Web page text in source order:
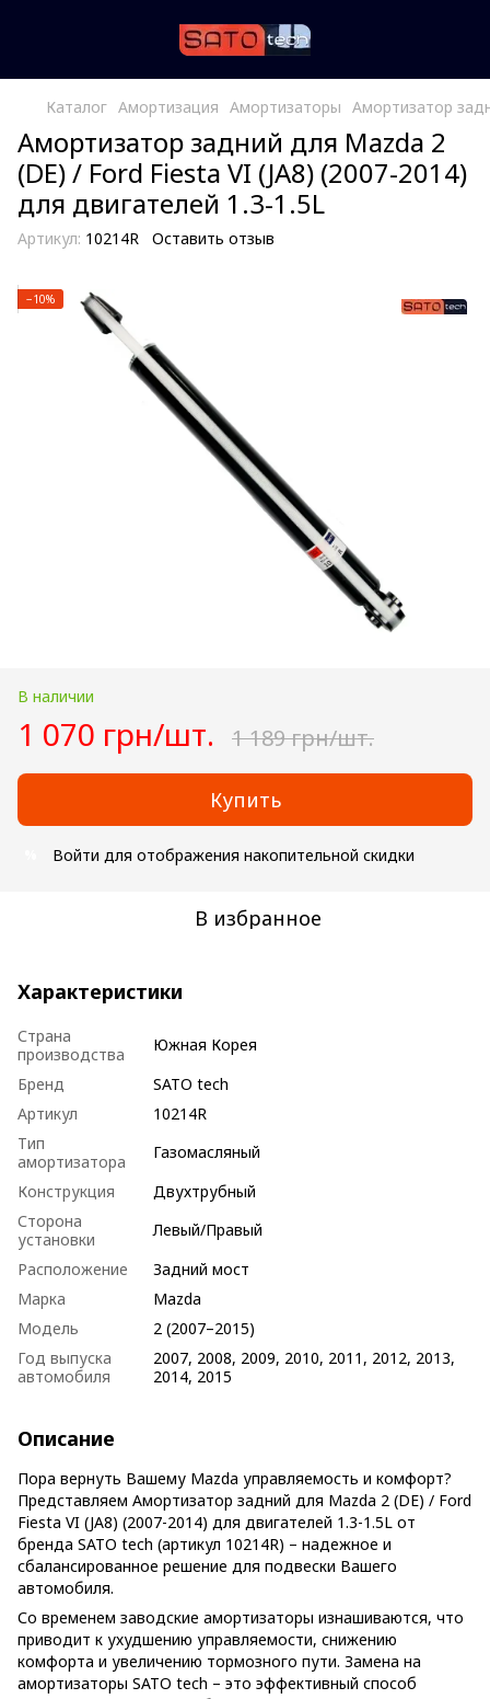
Каталог Амортизация Амортизаторы Амортизатор
Амортизатор задний для Mazda 2
(DE) / Ford Fiesta VI (JA8) (2007-2014)
для двигателей 1.3-1.5L
Артикул: 10214R Оставить отзыв
−10%
В наличии
1 070 грн/шт. 1 189 грн/шт.
Купить
Войти для отображения накопительной скидки
В избранное
Характеристики
Страна
производства
Южная Корея
Бренд
SATO tech
Артикул
10214R
Тип
амортизатора
Газомасляный
Конструкция
Двухтрубный
Сторона
установки
Левый/Правый
Расположениe
Задний мост
Марка
Mazda
Модель
2 (2007–2015)
Год выпуска
автомобиля
2007, 2008, 2009, 2010, 2011, 2012, 2013,
2014, 2015
Описание
Пора вернуть Вашему Mazda управляемость и комфорт?
Представляем Амортизатор задний для Mazda 2 (DE) / Ford
Fiesta VI (JA8) (2007-2014) для двигателей 1.3-1.5L от
бренда SATO tech (артикул 10214R) – надежное и
сбалансированное решение для подвески Вашего
автомобиля.
Со временем заводские амортизаторы изнашиваются, что
приводит к ухудшению управляемости, снижению
комфорта и увеличению тормозного пути. Замена на
амортизаторы SATO tech – это эффективный способ